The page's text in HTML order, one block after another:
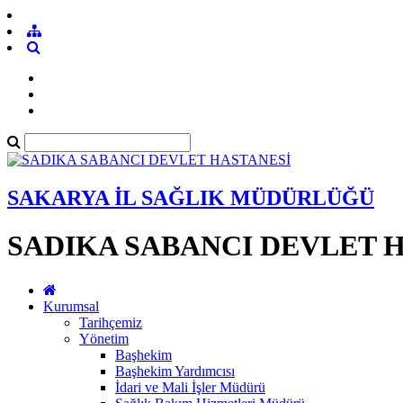
SAKARYA İL SAĞLIK MÜDÜRLÜĞÜ
SADIKA SABANCI DEVLET
Kurumsal
Tarihçemiz
Yönetim
Başhekim
Başhekim Yardımcısı
İdari ve Mali İşler Müdürü